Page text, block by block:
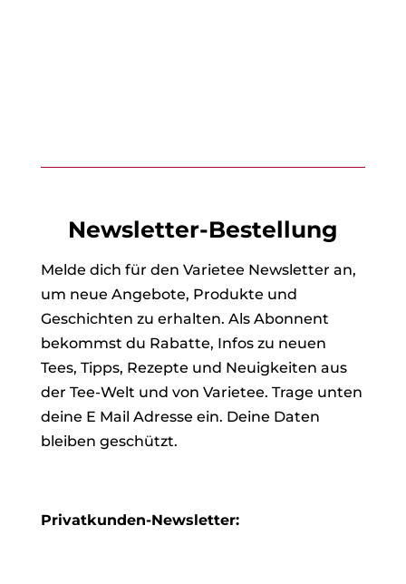
Newsletter-Bestellung
Melde dich für den Varietee Newsletter an,
um neue Angebote, Produkte und
Geschichten zu erhalten. Als Abonnent
bekommst du Rabatte, Infos zu neuen
Tees, Tipps, Rezepte und Neuigkeiten aus
der Tee-Welt und von Varietee. Trage unten
deine E Mail Adresse ein. Deine Daten
bleiben geschützt.
Privatkunden-Newsletter: